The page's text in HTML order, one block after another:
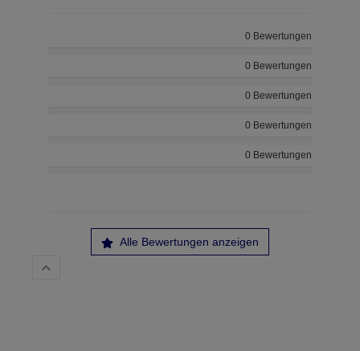
0 Bewertungen
0 Bewertungen
0 Bewertungen
0 Bewertungen
0 Bewertungen
Alle Bewertungen anzeigen